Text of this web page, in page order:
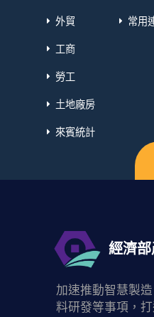
外貿
工商
勞工
土地廠房
來賓統計
常用
經濟
加速推動智慧製
料研發等事項，